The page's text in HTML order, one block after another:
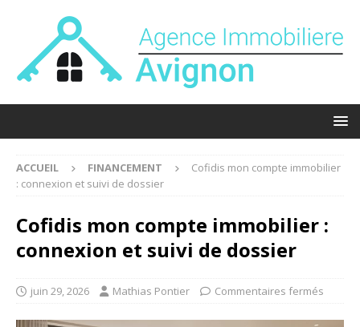
ACCUEIL FINANCEMENT
Cofidis mon compte immobilier
: connexion et suivi de dossier
Cofidis mon compte immobilier :
connexion et suivi de dossier
juin 29, 2026 Mathias Pontier Commentaires fermés